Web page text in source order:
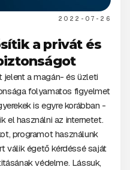
2022-07-26
a privát és
jelent a magán- és üzleti
folyamatos figyelmet
is egyre korábban -
el használni az internetet.
programot használunk
válik égető kérdéssé saját
védelme. Lássuk,